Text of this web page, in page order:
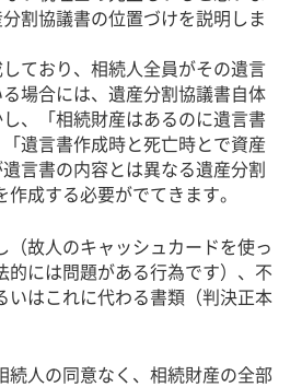
割協議書の位置づけを説明しま
ており、相続人全員がその遺言
場合には、遺産分割協議書自体
、「相続財産はあるのに遺言書
遺言書作成時と死亡時とで資産
言書の内容とは異なる遺産分割
成する必要がでてきます。
故人のキャッシュカードを使っ
には問題がある行為です）、不
はこれに代わる書類（判決正本
人の同意なく、相続財産の全部